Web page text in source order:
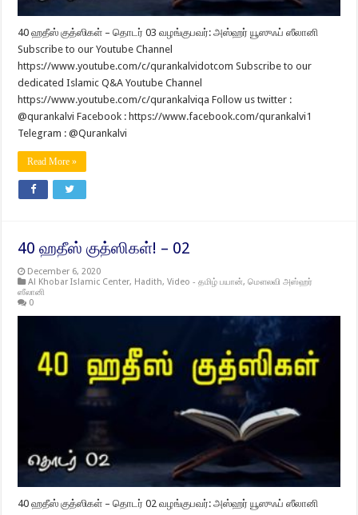
40 ஹதீஸ் குத்ஸிகள் – தொடர் 03 வழங்குபவர்: அஸ்ஹர் யூஸுஃப் ஸீலானி
Subscribe to our Youtube Channel
https://www.youtube.com/c/qurankalvidotcom Subscribe to our
dedicated Islamic Q&A Youtube Channel
https://www.youtube.com/c/qurankalviqa Follow us twitter :
@qurankalvi Facebook : https://www.facebook.com/qurankalvi1
Telegram : @Qurankalvi
Read More »
40 ஹதீஸ் குத்ஸிகள்! – 02
December 6, 2020
Al Khobar Islamic Center, Hadith,Video - தமிழ் பயான்,மௌலவி அஸ்ஹர்
ஸீலானி
0
40 ஹதீஸ் குத்ஸிகள் – தொடர் 02 வழங்குபவர்: அஸ்ஹர் யூஸுஃப் ஸீலானி